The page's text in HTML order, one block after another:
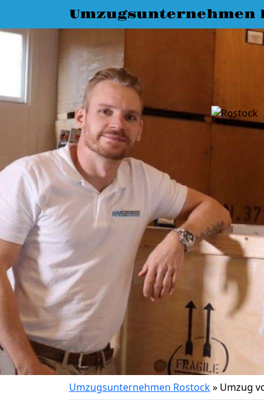
Umzugsunternehmen
Umzugsunternehmen Rostock» Umzug